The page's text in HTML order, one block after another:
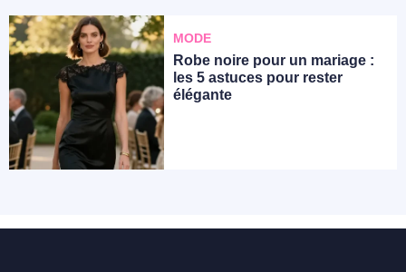
MODE
Robe noire pour un mariage :
les 5 astuces pour rester
élégante